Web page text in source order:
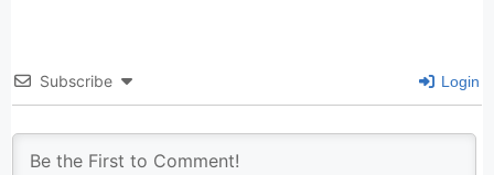
Subscribe Login